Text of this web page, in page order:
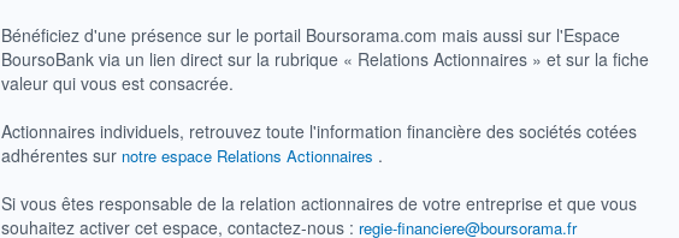
Bénéficiez d'une présence sur le portail Boursorama.com mais aussi sur l'Espace
BoursoBank via un lien direct sur la rubrique « Relations Actionnaires » et sur la fiche
valeur qui vous est consacrée.
Actionnaires individuels, retrouvez toute l'information financière des sociétés cotées
adhérentes sur notre espace Relations Actionnaires .
Si vous êtes responsable de la relation actionnaires de votre entreprise et que vous
souhaitez activer cet espace, contactez-nous : regie-financiere@boursorama.fr